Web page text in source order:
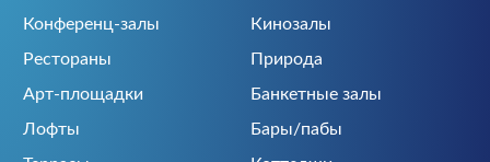
Конференц-залы
Кинозалы
Рестораны
Природа
Арт-площадки
Банкетные залы
Лофты
Бары/пабы